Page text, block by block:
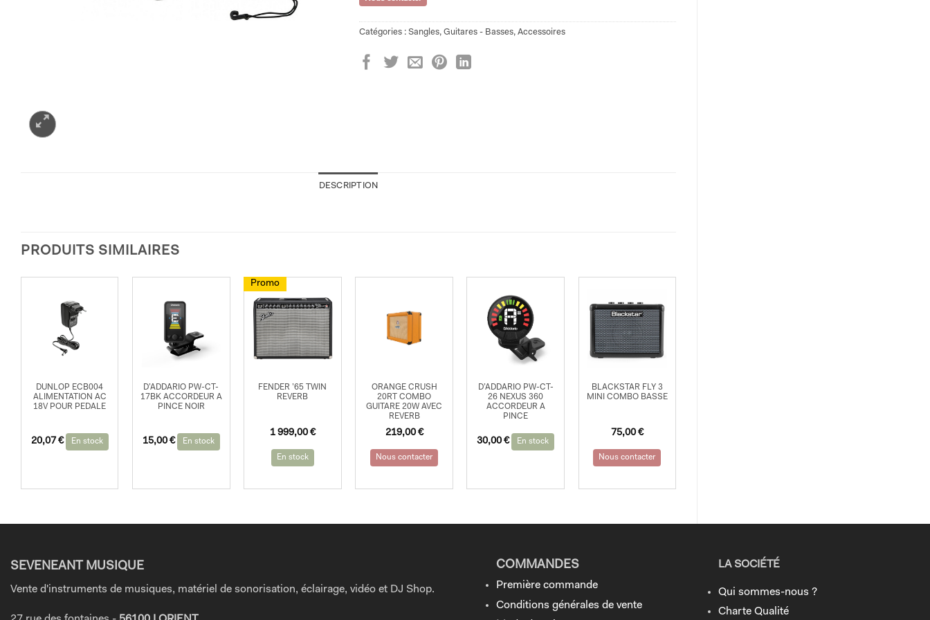
Catégories : Sangles, Guitares - Basses, Accessoires
DESCRIPTION
PRODUITS SIMILAIRES
DUNLOP ECB004
ALIMENTATION AC
18V POUR PEDALE
20,07 € En stock
D’ADDARIO PW-CT-
17BK ACCORDEUR A
PINCE NOIR
15,00 € En stock
Promo
FENDER ’65 TWIN
REVERB
Le
initial
était :
1 999,00 €
Le
actuel
est :
En stock
ORANGE CRUSH
20RT COMBO
GUITARE 20W AVEC
REVERB
219,00 €
Nous contacter
D’ADDARIO PW-CT-
26 NEXUS 360
ACCORDEUR A
PINCE
30,00€ En stock
BLACKSTAR FLY 3
MINI COMBO BASSE
75,00 €
Nous contacter
SEVENEANT MUSIQUE
Vente d'instruments de musiques, matériel de sonorisation, éclairage, vidéo et DJ Shop.
COMMANDES
Première commande
Conditions générales de vente
LA SOCIÉTÉ
Qui sommes-nous ?
Charte Qualité